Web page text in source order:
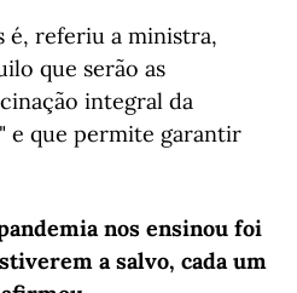
é, referiu a ministra,
que serão as
integral da
e que permite garantir
nos ensinou foi
a salvo, cada um